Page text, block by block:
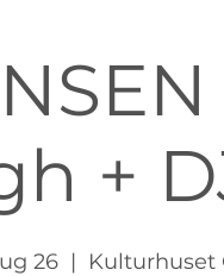
+
26
  |
Kulturhuset